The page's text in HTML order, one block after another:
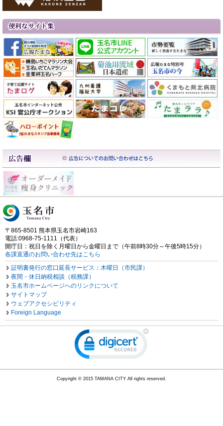
〒865-8501 熊本県玉名市岩崎163
電話:0968-75-1111（代表）
開庁日：祝日を除く月曜日から金曜日まで（午前8時30分～午後5時15分）
各課直通のお問い合わせ先はこちら
証明書発行の窓口延長サービス：木曜日（市民課）
夜間・休日納税相談（税務課）
玉名市ホームページへのリンクについて
サイトマップ
ウェブアクセシビリティ
Foreign Language
Copyright © 2015 TAMANA CITY All rights reserved.